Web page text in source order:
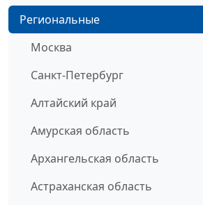
Региональные
Москва
Санкт-Петербург
Алтайский край
Амурская область
Архангельская область
Астраханская область